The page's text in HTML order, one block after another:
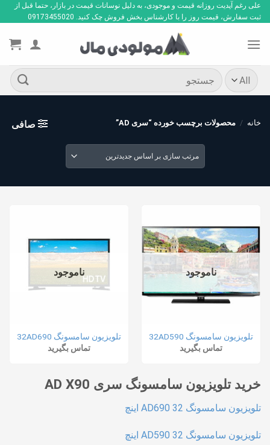
Skip
to
علی رغم آپدیت روزانه قیمت و موجودی، به دلیل نوسانات قیمت در بازار، حتما قبل از
ثبت سفارش، قیمت روز را با کارشناس بخش فروش چک کنید. 09173455020
جستجو
برای:
خانه / محصولات برچسب خورده “سری AD” صافی
ناموجود
تلویزیون سامسونگ 32AD590
تماس بگیرید
ناموجود
تلویزیون سامسونگ 32AD690
تماس بگیرید
خرید تلویزیون سامسونگ سری AD X90
تلویزیون سامسونگ AD690 32 اینچ
تلویزیون سامسونگ AD590 32 اینچ